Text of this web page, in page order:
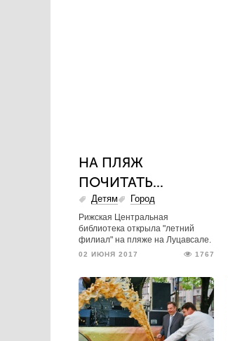
НА ПЛЯЖ
ПОЧИТАТЬ...
Детям Город
Рижская Центральная
библиотека открыла "летний
филиал" на пляже на Луцавсале.
02 ИЮНЯ 2017 1767